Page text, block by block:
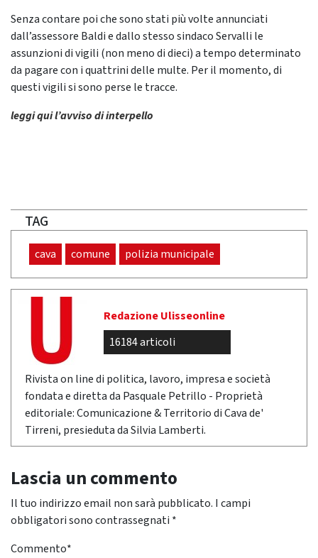
Senza contare poi che sono stati più volte annunciati
dall’assessore Baldi e dallo stesso sindaco Servalli le
assunzioni di vigili (non meno di dieci) a tempo determinato
da pagare con i quattrini delle multe. Per il momento, di
questi vigili si sono perse le tracce.
leggi qui l’avviso di interpello
TAG
cava comune polizia municipale
Redazione Ulisseonline
16184 articoli
Rivista on line di politica, lavoro, impresa e società
fondata e diretta da Pasquale Petrillo - Proprietà
editoriale: Comunicazione & Territorio di Cava de'
Tirreni, presieduta da Silvia Lamberti.
Lascia un commento
Il tuo indirizzo email non sarà pubblicato. I campi
obbligatori sono contrassegnati *
Commento*